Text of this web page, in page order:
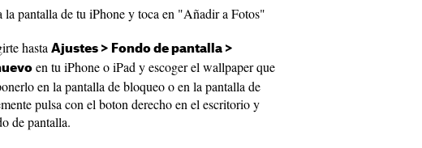
la pantalla de tu iPhone y toca en "Añadir a Fotos"
hasta Ajustes > Fondo de pantalla >
en tu iPhone o iPad y escoger el wallpaper que
en la pantalla de bloqueo o en la pantalla de
pulsa con el boton derecho en el escritorio y
de pantalla.